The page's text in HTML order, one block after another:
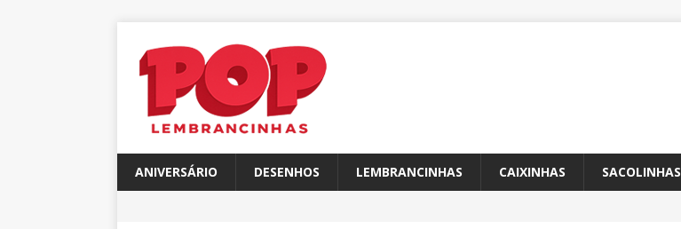
ANIVERSÁRIO DESENHOS LEMBRANCINHAS CAIXINHAS SACOLINHAS